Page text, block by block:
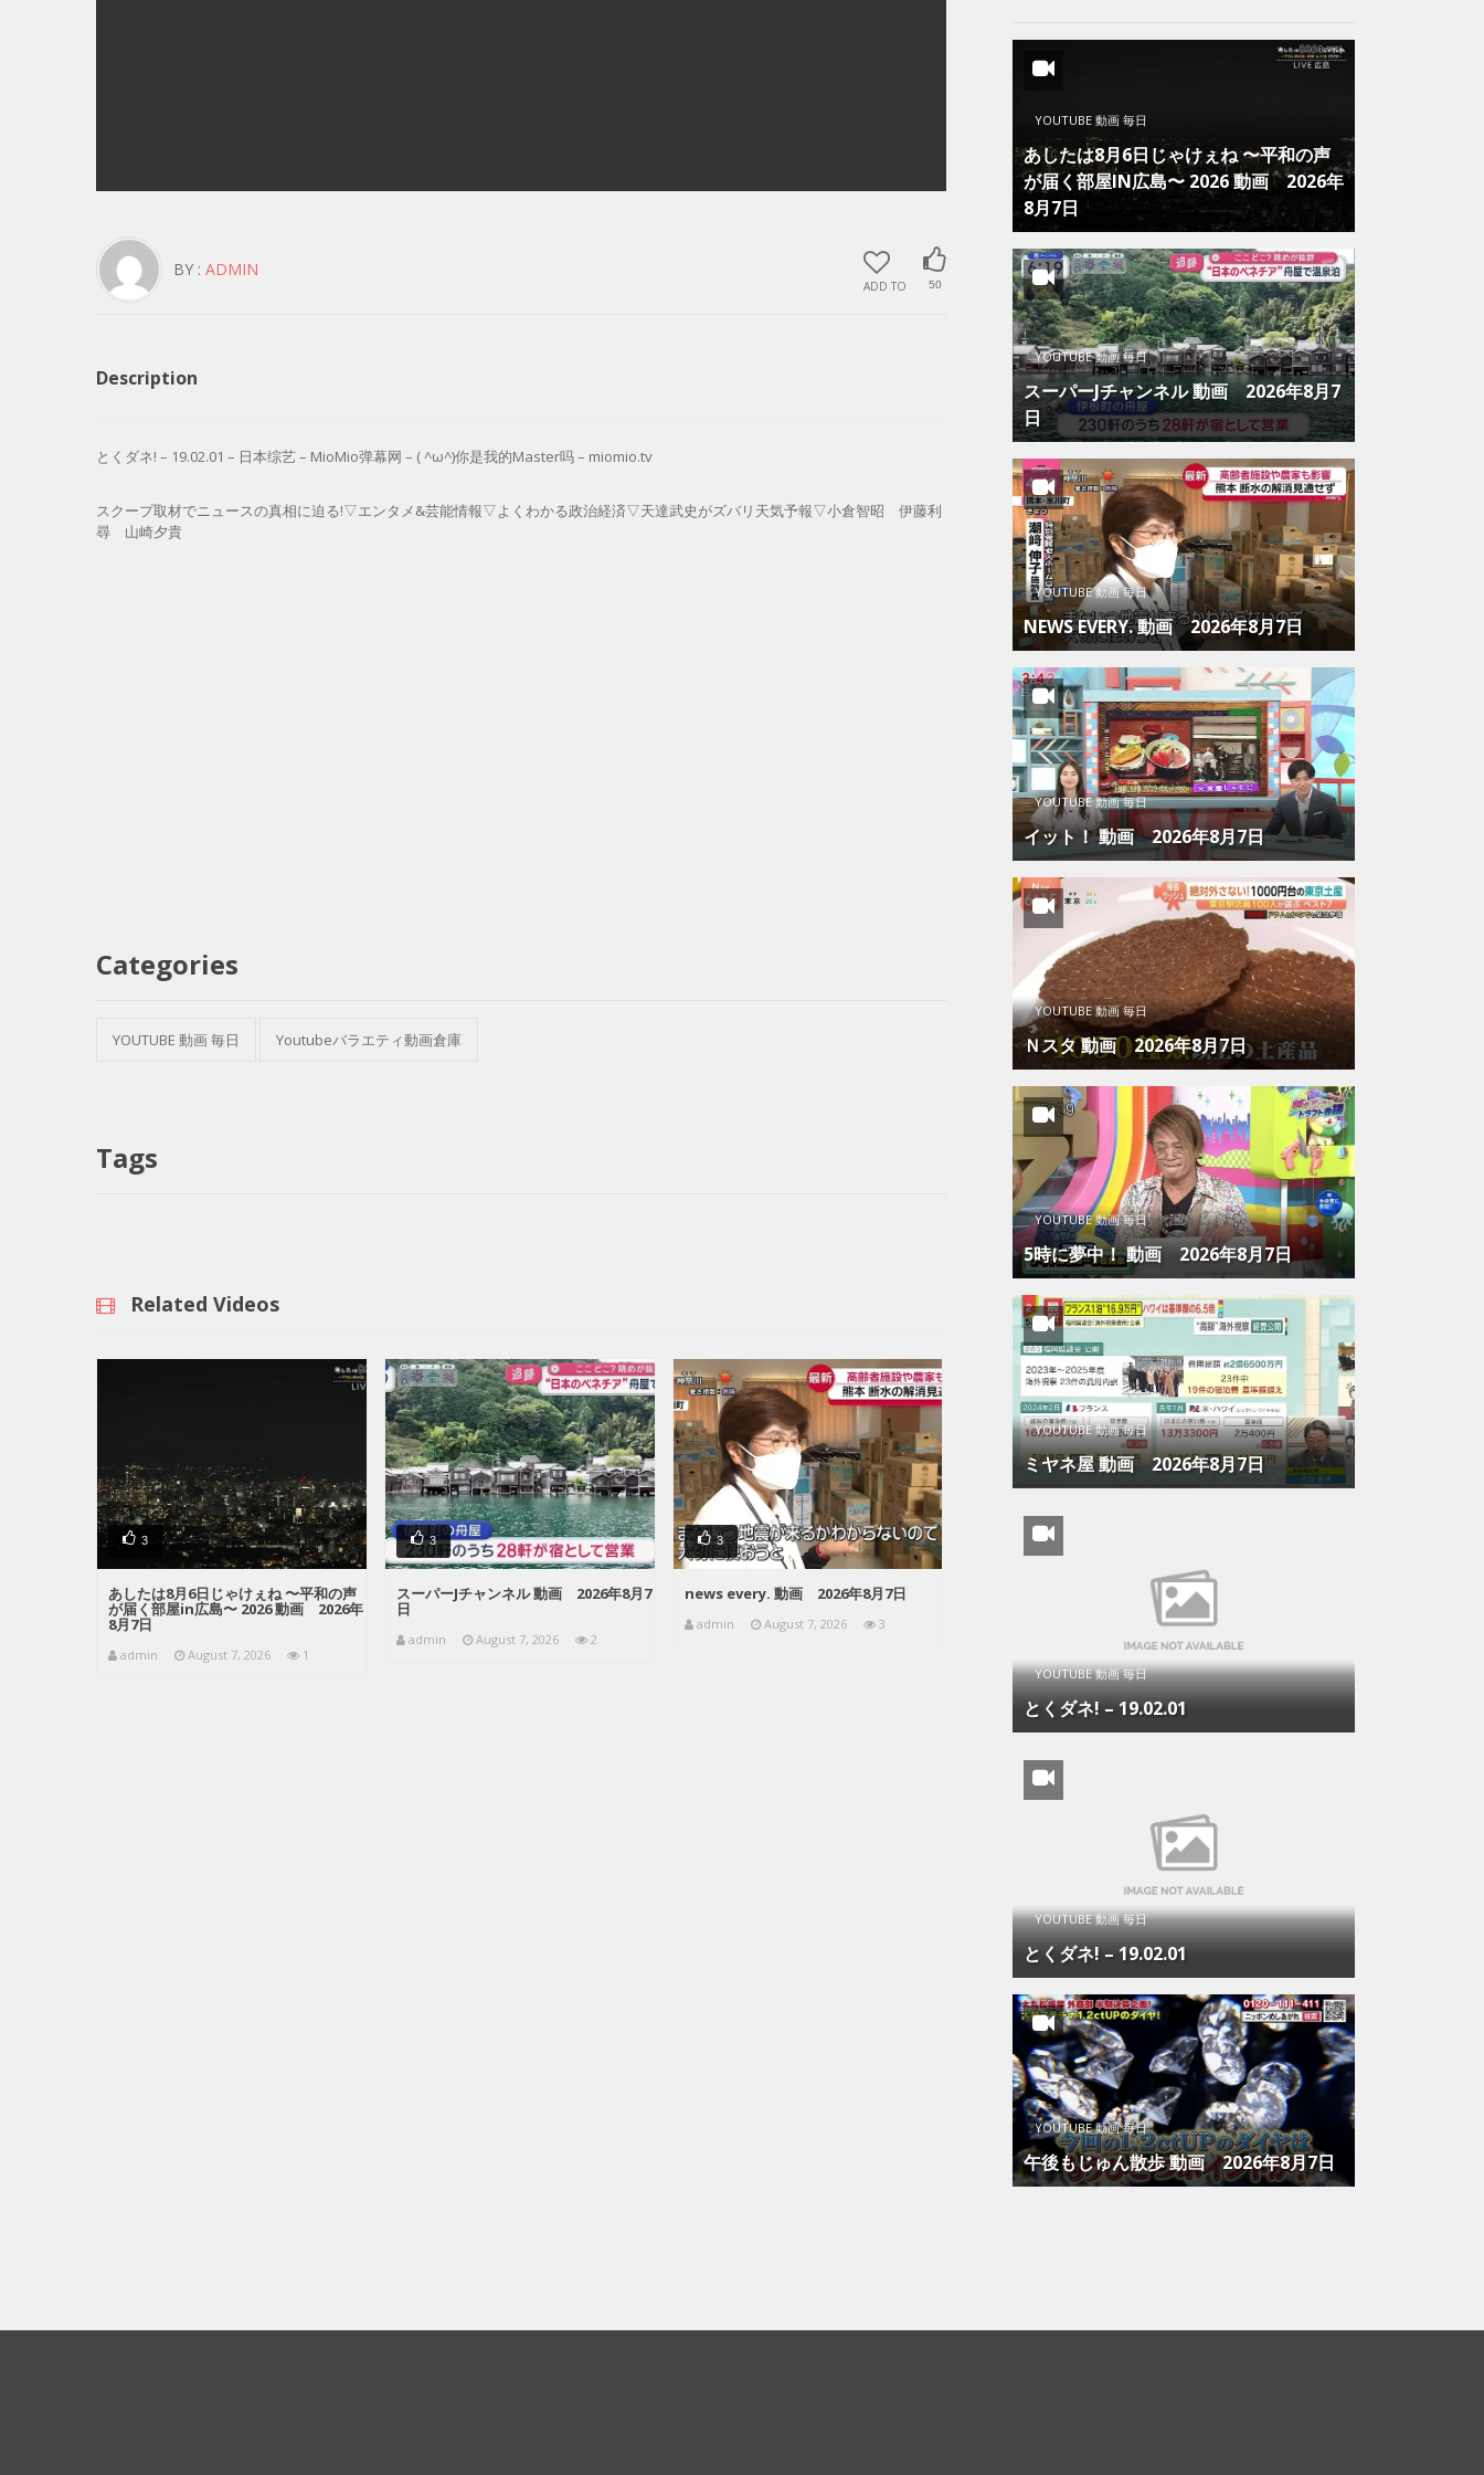
ADD TO 50
BY : ADMIN
Description
とくダネ! – 19.02.01 – 日本综艺 – MioMio弹幕网 – ( ^ω^)你是我的Master吗 – miomio.tv
スクープ取材でニュースの真相に迫る!▽エンタメ&芸能情報▽よくわかる政治経済▽天達武史がズバリ天気予報▽小倉智昭 伊藤利
尋 山崎夕貴
Categories
YOUTUBE 動画 毎日 Youtubeバラエティ動画倉庫
Tags
Related Videos
3
あしたは8月6日じゃけぇね 〜平和の声
が届く部屋in広島〜 2026 動画 2026年
8月7日
admin August 7, 2026 1
3
スーパーJチャンネル 動画 2026年8月7
日
admin August 7, 2026 2
3
news every. 動画 2026年8月7日
admin August 7, 2026 3
YOUTUBE 動画 毎日
あしたは8月6日じゃけぇね 〜平和の声
が届く部屋IN広島〜 2026 動画 2026年
8月7日
YOUTUBE 動画 毎日
スーパーJチャンネル 動画 2026年8月7
日
YOUTUBE 動画 毎日
NEWS EVERY. 動画 2026年8月7日
YOUTUBE 動画 毎日
イット！ 動画 2026年8月7日
YOUTUBE 動画 毎日
Ｎスタ 動画 2026年8月7日
YOUTUBE 動画 毎日
5時に夢中！ 動画 2026年8月7日
YOUTUBE 動画 毎日
ミヤネ屋 動画 2026年8月7日
YOUTUBE 動画 毎日
とくダネ! – 19.02.01
YOUTUBE 動画 毎日
とくダネ! – 19.02.01
YOUTUBE 動画 毎日
午後もじゅん散歩 動画 2026年8月7日